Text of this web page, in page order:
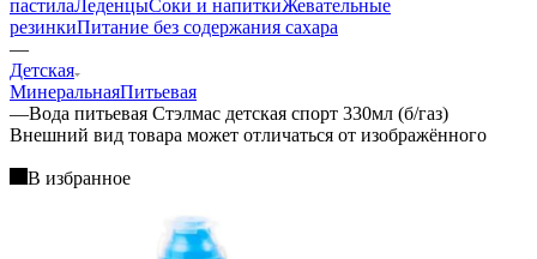
пастилаЛеденцыСоки и напиткиЖевательные
резинкиПитание без содержания сахара
—
Детская
МинеральнаяПитьевая
—Вода питьевая Стэлмас детская спорт 330мл (б/газ)
Bнешний вид товара может отличаться от изображённого
В избранное